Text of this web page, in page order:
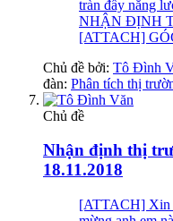
tràn đầy năng
NHẬN ĐỊNH
[ATTACH]
Chủ đề bởi: Tô Đình
đàn: Phân tích thị
Chủ đề
Nhận định thị
18.11.2018
[ATTACH] Xin